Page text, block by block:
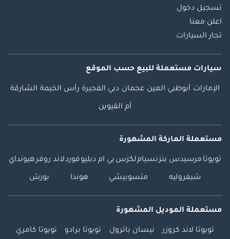
تسجيل دخول
اعلن معنا
تجار السيارات
سيارات مستعملة للبيع حسب الموقع
الإمارات أبوظبي العين عجمان دبي الفجيرة رأس الخيمة الشارقة
أم القيوين
مستعملة الماركة المشهورة
تويوتا مرسيدس بنزنسياملكزس بي ام دبليوفوردلاند روفرهيونداي
شيفروليه متسوبيشي هوندا بورش
مستعملة الموديل المشهورة
تويوتا لاند كروزر نيسان باترول تويوتا برادو تويوتا كامري